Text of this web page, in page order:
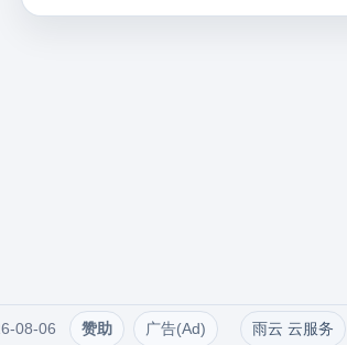
08-06 赞助 广告(Ad) 雨云 云服务